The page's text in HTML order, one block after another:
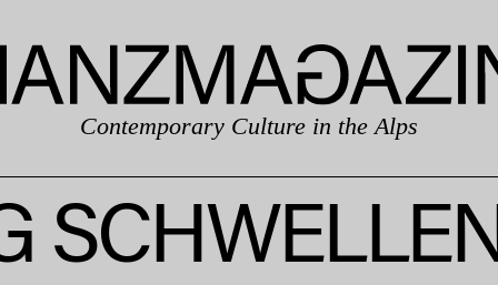
Contemporary Culture in the Alps